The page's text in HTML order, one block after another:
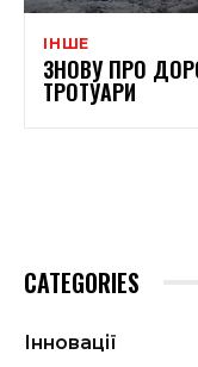
ІНШЕ
ЗНОВУ ПРО
ТРОТУАРИ
CATEGORIES
Інновації